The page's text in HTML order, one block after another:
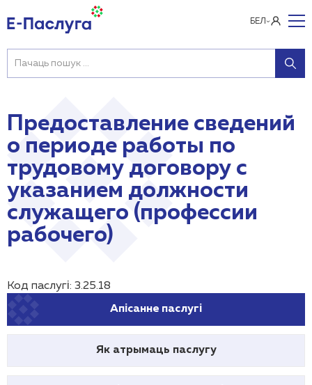
БЕЛ
Предоставление сведений
о периоде работы по
трудовому договору с
указанием должности
служащего (профессии
рабочего)
Код паслугі: 3.25.18
Апісанне паслугі
Як атрымаць паслугу